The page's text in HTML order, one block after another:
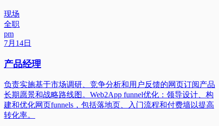
现场
全职
pm
7月14日
产品经理
负责实施基于市场调研、竞争分析和用户反馈的网页订阅产品
长期愿景和战略路线图。Web2App funnel优化：领导设计、构
建和优化网页funnels，包括落地页、入门流程和付费墙以提高
转化率。